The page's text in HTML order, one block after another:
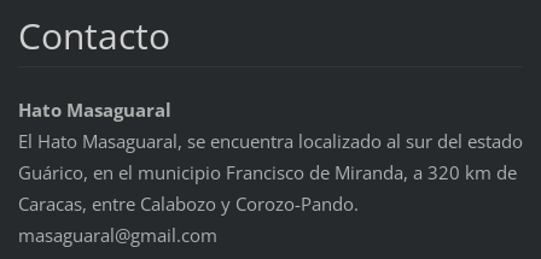
Contacto
Hato Masaguaral
El Hato Masaguaral, se encuentra localizado al sur del estado
Guárico, en el municipio Francisco de Miranda, a 320 km de
Caracas, entre Calabozo y Corozo-Pando.
masaguaral@gmail.com